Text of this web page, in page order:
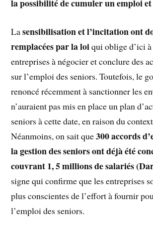
la possibilité de cumuler un emploi
Lasensibilisation et l’incitation ont
remplacées par la loiqui oblige d’ici
entreprises à négocier et conclure des
sur l’emploi des seniors. Toutefois, le
renoncé récemment à sanctionner les
n’auraient pas mis en place un plan
seniors à cette date, en raison du
Néanmoins, on sait que300 accords
la gestion des seniors ont déjà été
couvrant 1, 5 millions de salariés
signe qui confirme que les entreprises
plus conscientes de l’effort à fournir
l’emploi des seniors.